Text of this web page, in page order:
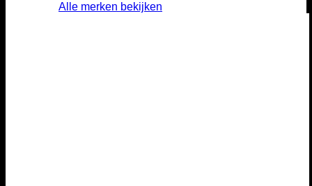
Alle merken bekijken